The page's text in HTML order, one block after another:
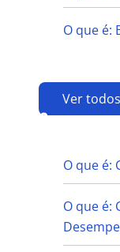
O que é:
Ver todos
C
O que é:
O que é: